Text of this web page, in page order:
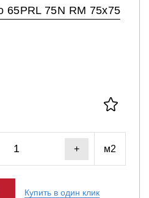
65PRL 75N RM 75x75
+ м2
Купить в один клик